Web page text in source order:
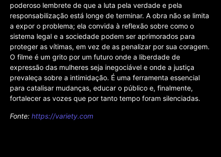
poderoso lembrete de que a luta pela verdade e pela
responsabilização está longe de terminar. A obra não se limita
a expor o problema; ela convida à reflexão sobre como o
sistema legal e a sociedade podem ser aprimorados para
proteger as vítimas, em vez de as penalizar por sua coragem.
O filme é um grito por um futuro onde a liberdade de
expressão das mulheres seja inegociável e onde a justiça
prevaleça sobre a intimidação. É uma ferramenta essencial
para catalisar mudanças, educar o público e, finalmente,
fortalecer as vozes que por tanto tempo foram silenciadas.
Fonte: https://variety.com